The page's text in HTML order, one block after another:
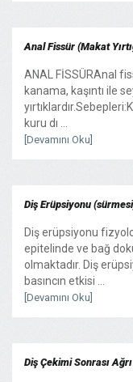
Anal Fissür (Makat
ANAL FİSSÜRAnal
kanama, kaşıntı ile
kuru dı ...
[Devamını Oku]
Diş Erüpsiyonu
Diş erüpsiyonu
epitelinde ve bağ
olmaktadır. Diş
basıncın etkisi ...
[Devamını Oku]
Diş Çekimi Sonrası